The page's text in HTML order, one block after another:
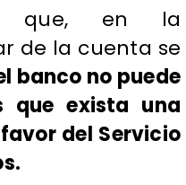
que, en la
de la cuenta se
banco no puede
que exista una
del Servicio